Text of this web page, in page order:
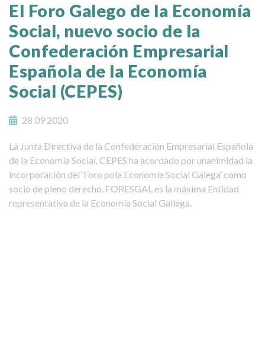
El Foro Galego de la Economía
Social, nuevo socio de la
Confederación Empresarial
Española de la Economía
Social (CEPES)
28 09 2020
La Junta Directiva de la Confederación Empresarial Española
de la Economía Social, CEPES ha acordado por unanimidad la
incorporación del ‘Foro pola Economía Social Galega’ como
socio de pleno derecho. FORESGAL es la máxima Entidad
representativa de la Economía Social Gallega.